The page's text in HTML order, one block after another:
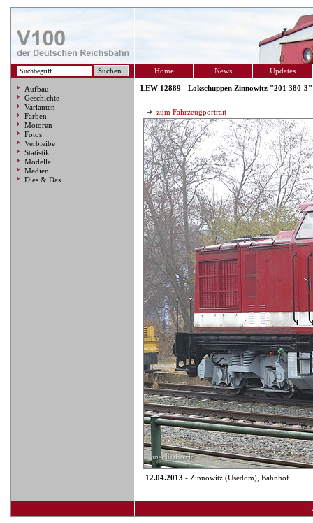
Home News Updates
Aufbau
Geschichte
Varianten
Farben
Motoren
Fotos
Verbleibe
Statistik
Modelle
Medien
Dies & Das
LEW 12889 - Lokschuppen Zinnowitz "201 380-3"
zum Fahrzeugportrait
12.04.2013 - Zinnowitz (Usedom), Bahnhof